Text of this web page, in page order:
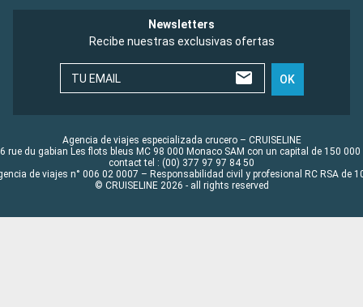
Newsletters
Recibe nuestras exclusivas ofertas
TU EMAIL OK
Agencia de viajes especializada crucero – CRUISELINE
rue du gabian Les flots bleus MC 98 000 Monaco SAM con un capital de 150 000
contact tel : (00) 377 97 97 84 50
de viajes n° 006 02 0007 – Responsabilidad civil y profesional RC RSA de
© CRUISELINE 2026 - all rights reserved